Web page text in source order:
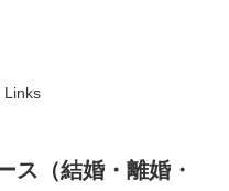
Links
ス（結婚・離婚・